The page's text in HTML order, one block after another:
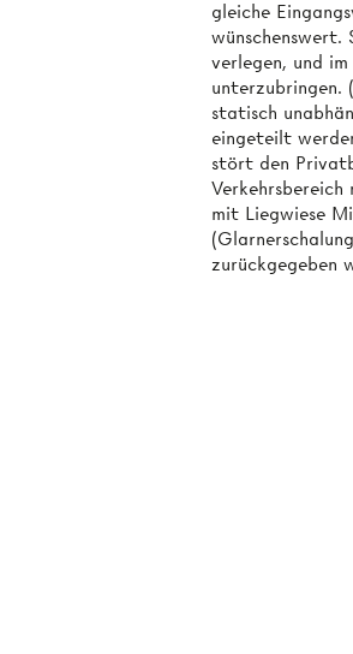
gleiche
wünschenswert.
verlegen, und
unterzubringen.
statisch
eingeteilt
stört den
mit Liegwiese
zurückgegeben